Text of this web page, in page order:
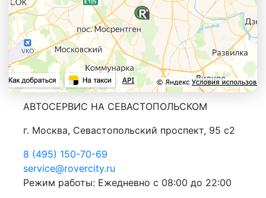
АВТОСЕРВИС НА СЕВАСТОПОЛЬСКОМ
г. Москва, Севастопольский проспект, 95 с2
8 (495) 150-70-69
service@rovercity.ru
Режим работы: Ежедневно с 08:00 до 22:00